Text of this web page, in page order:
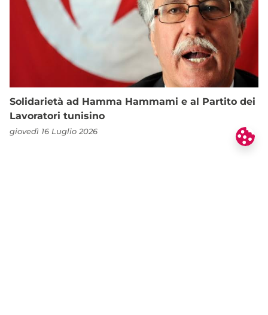
Solidarietà ad Hamma Hammami e al Partito dei
Lavoratori tunisino
giovedì 16 Luglio 2026